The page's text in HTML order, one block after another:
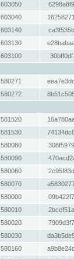
603050
603040
603140
603130
603100
580271
580272
581520
581530
580080
580090
580060
580070
580000
580010
580020
580030
580160